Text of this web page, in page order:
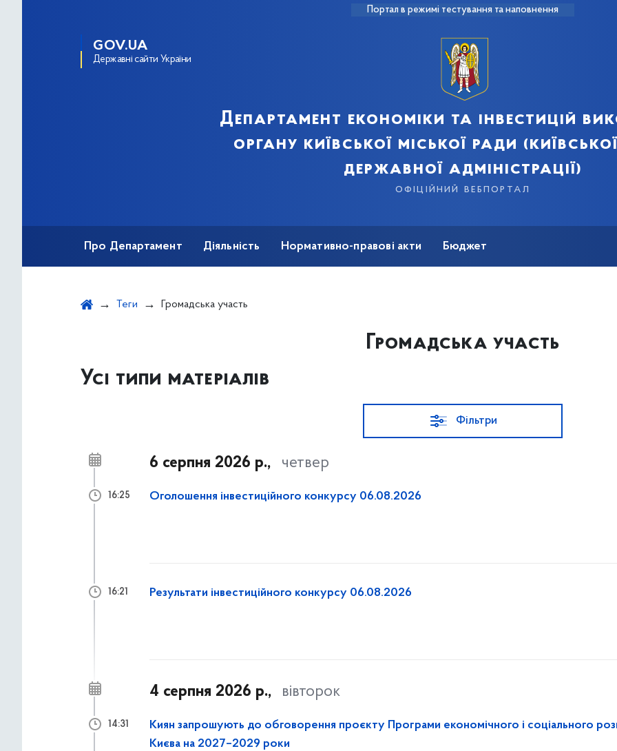
Портал в режимі тестування та наповнення
GOV.UA
Державні сайти України
Департамент економіки та інвестицій
органу київської міської ради
державної адміністрації)
офіційний вебпортал
Про Департамент Діяльність Нормативно-правові акти Бюджет
Теги Громадська участь
Громадська участь
Усі типи матеріалів
Фільтри
6 серпня 2026 р., четвер
Оголошення інвестиційного конкурсу 06.08.2026
16:25
Результати інвестиційного конкурсу 06.08.2026
16:21
4 серпня 2026 р., вівторок
Киян запрошують до обговорення проєкту Програми економічного і соціального
Києва на 2027–2029 роки
14:31